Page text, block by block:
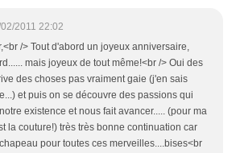
2011 22:02
/> Tout d'abord un joyeux anniversaire,
mais joyeux de tout même!<br /> Oui des
des choses pas vraiment gaie (j'en sais
et puis on se découvre des passions qui
existence et nous fait avancer..... (pour ma
la couture!) très très bonne continuation car
pour toutes ces merveilles....bises<br